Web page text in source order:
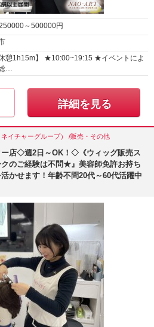
～500000円
休憩1h15m】 ★10:00~19:15 ★イベントによ
…
詳細を見る
イチャーグループ） /販売・その他
店◇週2日～OK！◇《ウィッグ販売ス
のご経験は不問★』美容師免許お持ち
かせます！年齢不問20代～60代活躍中